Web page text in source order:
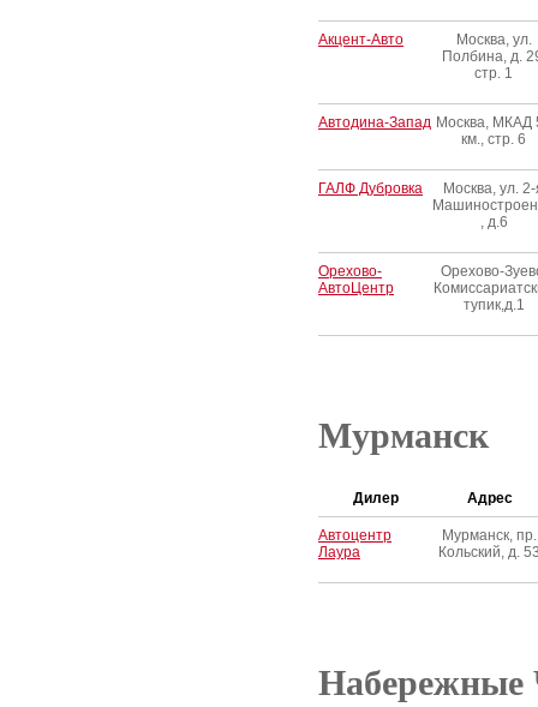
Акцент-Авто
Москва, ул.
Полбина, д.
стр. 1
Автодина-Запад Москва, МКАД
км., стр. 6
ГАЛФ Дубровка
Москва, ул.
, д.6
Орехово-
АвтоЦентр
Орехово-
тупик,д.1
Мурманск
Дилер Адрес
Автоцентр
Лаура
Мурманск, пр.
Кольский, д.
Набережные